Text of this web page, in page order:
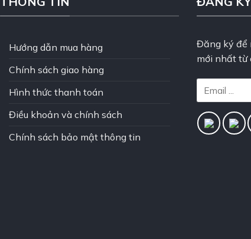
Hướng dẫn mua hàng
Chính sách giao hàng
Hình thức thanh toán
Điều khoản và chính sách
Chính sách bảo mật thông tin
Đăng ký để
mới nhất từ